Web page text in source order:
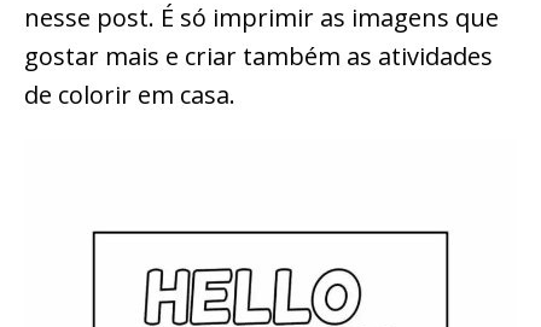
nesse post. É só imprimir as imagens que
gostar mais e criar também as atividades
de colorir em casa.